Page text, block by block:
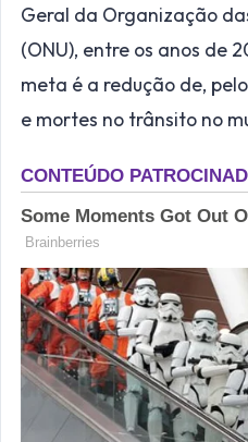
Geral da Organização
(ONU), entre os anos de
meta é a redução de,
e mortes no trânsito no